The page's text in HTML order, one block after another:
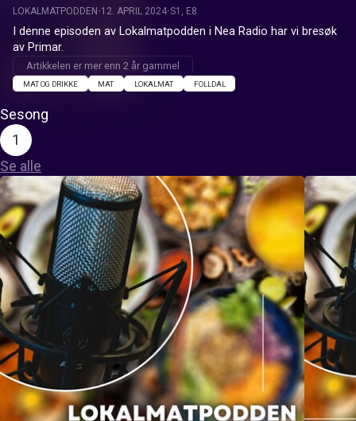
LOKALMATPODDEN 12. APRIL 2024 S1, E8
I denne episoden av Lokalmatpodden i Nea Radio har vi bresøk
av Primar.
Artikkelen er mer enn 2 år gammel
MAT OG DRIKKE MAT LOKALMAT FOLLDAL
Sesong
1
Se alle